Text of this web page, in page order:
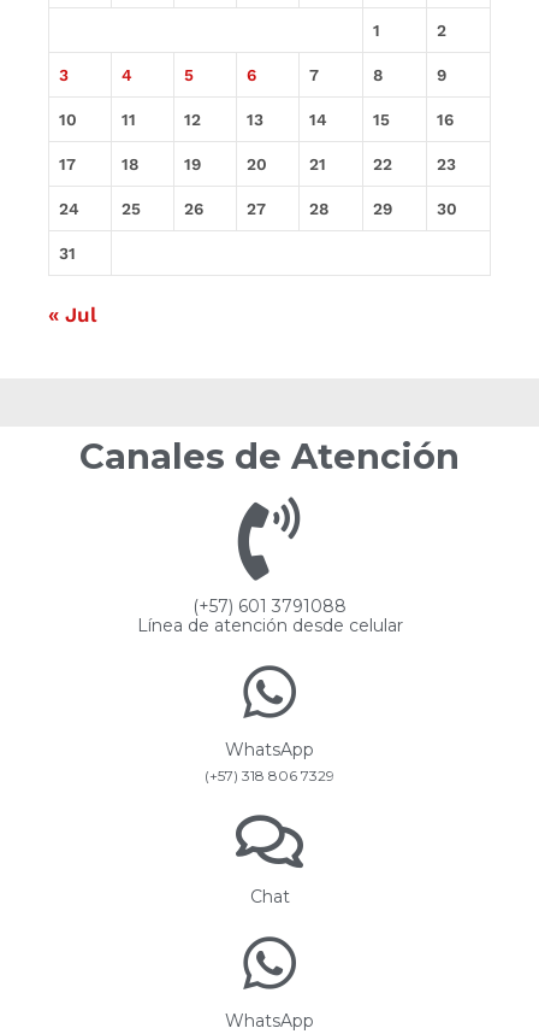
1 2
3 4 5 6 7 8 9
10 11 12 13 14 15 16
17 18 19 20 21 22 23
24 25 26 27 28 29 30
31
« Jul
Canales de Atención
(+57) 601 3791088
Línea de atención desde celular
WhatsApp
(+57) 318 806 7329
Chat
WhatsApp